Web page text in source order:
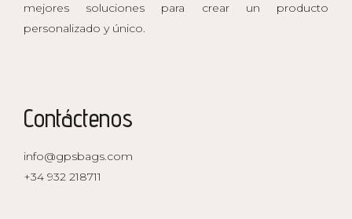
mejores soluciones para crear un producto
personalizado y único.
Contáctenos
info@gpsbags.com
+34 932 218711